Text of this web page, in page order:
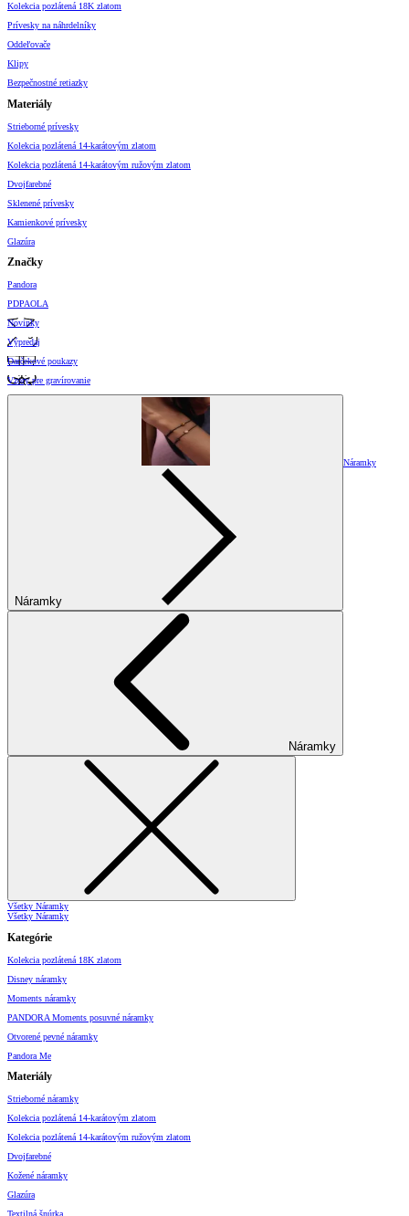
Kolekcia pozlátená 18K zlatom
Prívesky na náhrdelníky
Oddeľovače
Klipy
Bezpečnostné retiazky
Materiály
Strieborné prívesky
Kolekcia pozlátená 14-karátovým zlatom
Kolekcia pozlátená 14-karátovým ružovým zlatom
Dvojfarebné
Sklenené prívesky
Kamienkové prívesky
Glazúra
Značky
Pandora
PDPAOLA
Novinky
Výpredaj
Darčekové poukazy
Vzory pre gravírovanie
Náramky
Náramky
Náramky
Všetky Náramky
Všetky Náramky
Kategórie
Kolekcia pozlátená 18K zlatom
Disney náramky
Moments náramky
PANDORA Moments posuvné náramky
Otvorené pevné náramky
Pandora Me
Materiály
Strieborné náramky
Kolekcia pozlátená 14-karátovým zlatom
Kolekcia pozlátená 14-karátovým ružovým zlatom
Dvojfarebné
Kožené náramky
Glazúra
Textilná šnúrka